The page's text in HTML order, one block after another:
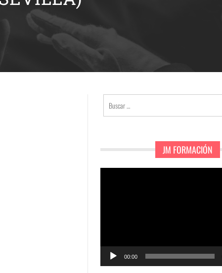
Buscar:
JM FORMACIÓN
00:00